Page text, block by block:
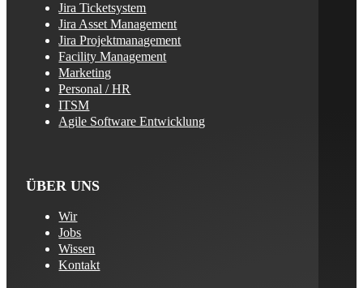
Jira Ticketsystem
Jira Asset Management
Jira Projektmanagement
Facility Management
Marketing
Personal / HR
ITSM
Agile Software Entwicklung
ÜBER UNS
Wir
Jobs
Wissen
Kontakt